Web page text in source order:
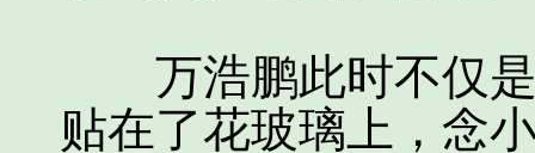
万浩鹏此时不仅是
贴在了花玻璃上，念